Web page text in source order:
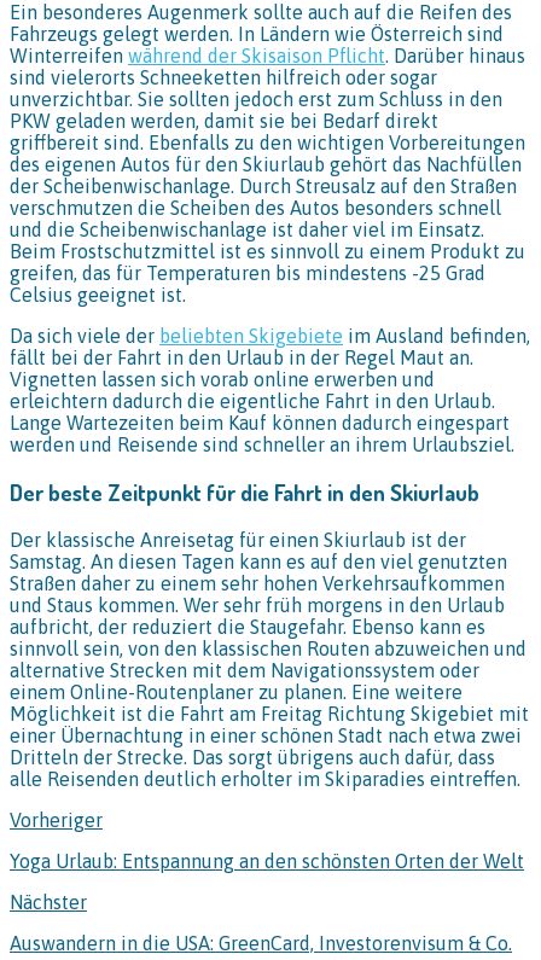
Ein besonderes Augenmerk sollte auch auf die Reifen des
Fahrzeugs gelegt werden. In Ländern wie Österreich sind
Winterreifen während der Skisaison Pflicht. Darüber hinaus
sind vielerorts Schneeketten hilfreich oder sogar
unverzichtbar. Sie sollten jedoch erst zum Schluss in den
PKW geladen werden, damit sie bei Bedarf direkt
griffbereit sind. Ebenfalls zu den wichtigen Vorbereitungen
des eigenen Autos für den Skiurlaub gehört das Nachfüllen
der Scheibenwischanlage. Durch Streusalz auf den Straßen
verschmutzen die Scheiben des Autos besonders schnell
und die Scheibenwischanlage ist daher viel im Einsatz.
Beim Frostschutzmittel ist es sinnvoll zu einem Produkt zu
greifen, das für Temperaturen bis mindestens -25 Grad
Celsius geeignet ist.
Da sich viele der beliebten Skigebiete im Ausland befinden,
fällt bei der Fahrt in den Urlaub in der Regel Maut an.
Vignetten lassen sich vorab online erwerben und
erleichtern dadurch die eigentliche Fahrt in den Urlaub.
Lange Wartezeiten beim Kauf können dadurch eingespart
werden und Reisende sind schneller an ihrem Urlaubsziel.
Der beste Zeitpunkt für die Fahrt in den Skiurlaub
Der klassische Anreisetag für einen Skiurlaub ist der
Samstag. An diesen Tagen kann es auf den viel genutzten
Straßen daher zu einem sehr hohen Verkehrsaufkommen
und Staus kommen. Wer sehr früh morgens in den Urlaub
aufbricht, der reduziert die Staugefahr. Ebenso kann es
sinnvoll sein, von den klassischen Routen abzuweichen und
alternative Strecken mit dem Navigationssystem oder
einem Online-Routenplaner zu planen. Eine weitere
Möglichkeit ist die Fahrt am Freitag Richtung Skigebiet mit
einer Übernachtung in einer schönen Stadt nach etwa zwei
Dritteln der Strecke. Das sorgt übrigens auch dafür, dass
alle Reisenden deutlich erholter im Skiparadies eintreffen.
Vorheriger
Yoga Urlaub: Entspannung an den schönsten Orten der Welt
Nächster
Auswandern in die USA: GreenCard, Investorenvisum & Co.